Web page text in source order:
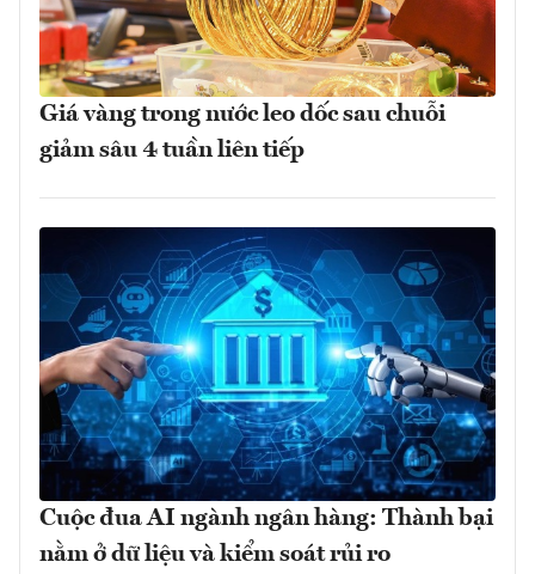
Giá vàng trong nước leo dốc sau chuỗi
giảm sâu 4 tuần liên tiếp
Cuộc đua AI ngành ngân hàng: Thành bại
nằm ở dữ liệu và kiểm soát rủi ro